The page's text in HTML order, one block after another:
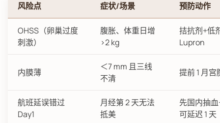
风险点 症状/场景 预防动作
OHSS（卵巢过度
刺激）
腹胀、体重日增
>2 kg
拮抗剂+低
Lupron
内膜薄
＜7 mm 且三线
不清
提前 1 月
航班延误错过
Day1
月经第 2 天无法
抵美
先国内抽
可延迟 1 天